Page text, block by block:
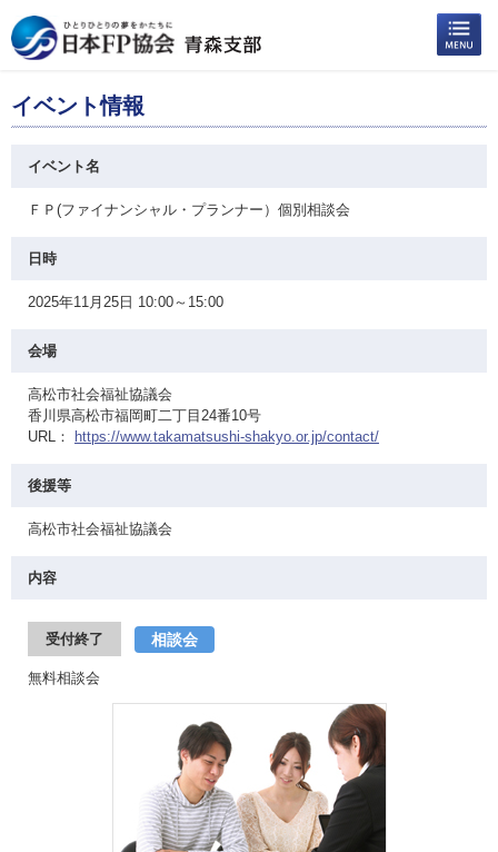
イベント情報
イベント名
ＦＰ(ファイナンシャル・プランナー）個別相談会
日時
2025年11月25日 10:00～15:00
会場
高松市社会福祉協議会
香川県高松市福岡町二丁目24番10号
URL：
https://www.takamatsushi-shakyo.or.jp/contact/
後援等
高松市社会福祉協議会
内容
受付終了 相談会
無料相談会